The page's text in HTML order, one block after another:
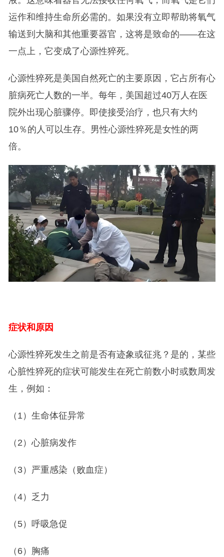
运作和维持生命所必需的。如果没有立即帮助将氧气
输送到大脑和其他重要器官，这将是致命的——在这
一点上，它变成了心源性猝死。
心源性猝死是美国自然死亡的主要原因，它占所有心
脏病死亡人数的一半。每年，美国超过40万人在医
院外出现心脏骤停。即使接受治疗，也只有大约
10％的人可以生存。男性心源性猝死是女性的两
倍。
症状和原因
心源性猝死发生之前是否有迹象或征兆？是的，某些
心脏性猝死的症状可能发生在死亡前数小时或数周发
生，例如：
（1）生命体征异常
（2）心脏病发作
（3）严重感染（败血症）
（4）乏力
（5）呼吸急促
（6）胸痛